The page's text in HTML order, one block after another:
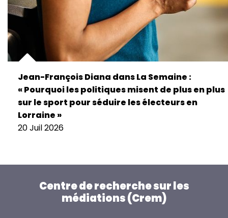
Jean-François Diana dans La Semaine :
« Pourquoi les politiques misent de plus en plus
sur le sport pour séduire les électeurs en
Lorraine »
20 Juil 2026
Centre de recherche sur les
médiations (Crem)